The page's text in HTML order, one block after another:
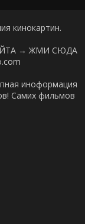
кинокартин.
→ ЖМИ СЮДА
иноформация
Самих фильмов